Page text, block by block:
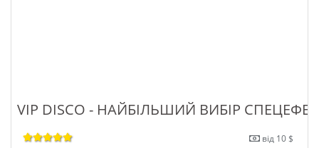
VIP DISCO - НАЙБІЛЬШИЙ ВИБІР
від 10 $